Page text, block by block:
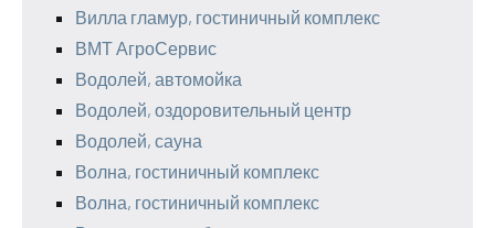
Вилла гламур, гостиничный комплекс
ВМТ АгроСервис
Водолей, автомойка
Водолей, оздоровительный центр
Водолей, сауна
Волна, гостиничный комплекс
Волна, гостиничный комплекс